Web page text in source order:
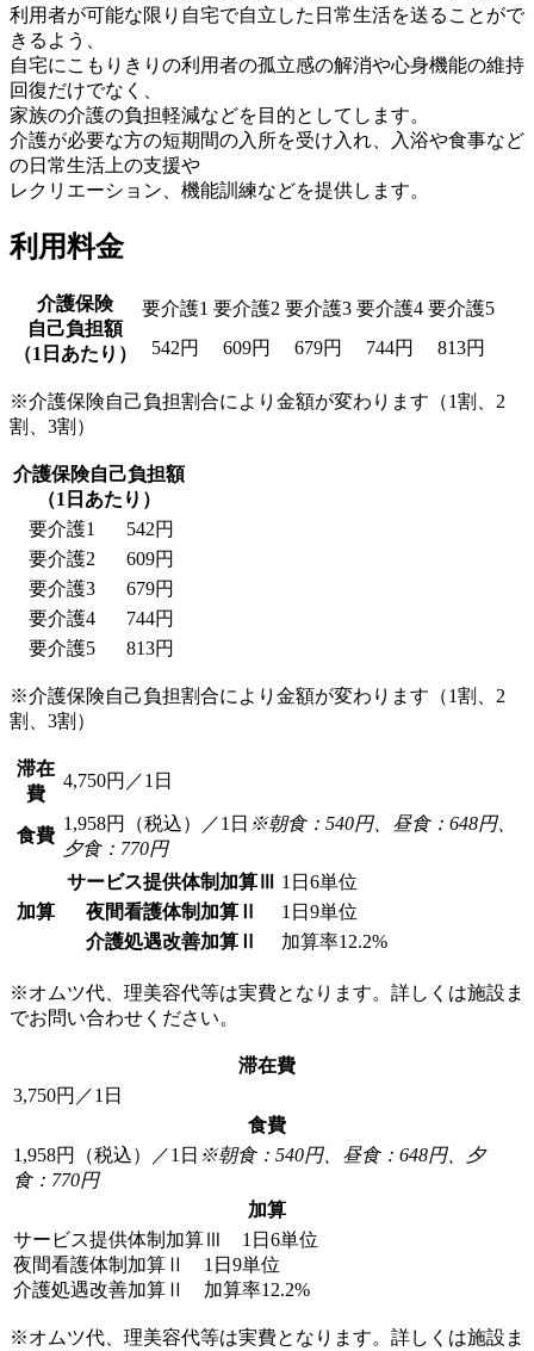
利用者が可能な限り自宅で自立した日常生活を送ることがで
きるよう、
自宅にこもりきりの利用者の孤立感の解消や心身機能の維持
回復だけでなく、
家族の介護の負担軽減などを目的としてします。
介護が必要な方の短期間の入所を受け入れ、入浴や食事など
の日常生活上の支援や
レクリエーション、機能訓練などを提供します。
利用料金
介護保険
自己負担額
（1日あたり）
要介護1 要介護2 要介護3 要介護4 要介護5
542円
609円 679円 744円 813円
※介護保険自己負担割合により金額が変わります（1割、2
割、3割）
介護保険自己負担額
（1日あたり）
要介護1
542円
要介護2
609円
要介護3
679円
要介護4
744円
要介護5
813円
※介護保険自己負担割合により金額が変わります（1割、2
割、3割）
滞在
費
4,750円／1日
食費
1,958円（税込）／1日 ※朝食：540円、昼食：648円、
夕食：770円
加算
サービス提供体制加算Ⅲ
1日6単位
夜間看護体制加算Ⅱ
1日9単位
介護処遇改善加算Ⅱ
加算率12.2%
※オムツ代、理美容代等は実費となります。詳しくは施設ま
でお問い合わせください。
滞在費
3,750円／1日
食費
1,958円（税込）／1日 ※朝食：540円、昼食：648円、夕
食：770円
加算
サービス提供体制加算Ⅲ 1日6単位
夜間看護体制加算Ⅱ 1日9単位
介護処遇改善加算Ⅱ 加算率12.2%
※オムツ代、理美容代等は実費となります。詳しくは施設ま